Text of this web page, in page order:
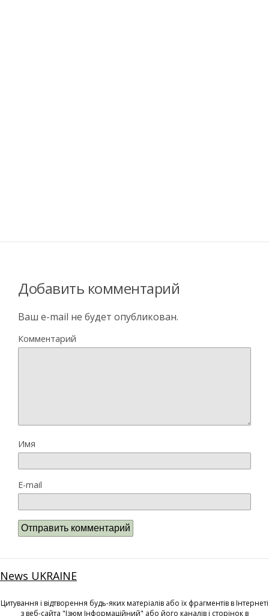
Добавить комментарий
Ваш e-mail не будет опубликован.
Комментарий
Имя
E-mail
News UKRAINE
Цитування і відтворення будь-яких матеріалів або їх фрагментів в Інтернеті
з веб-сайта "Ізюм Інформаційний" або його каналів і сторінок в